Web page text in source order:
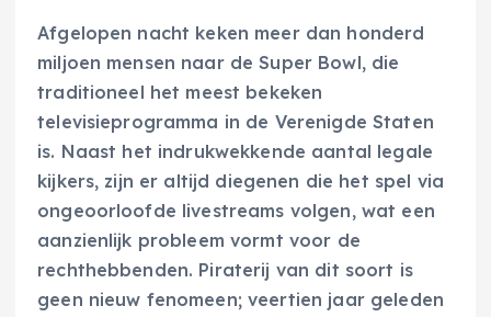
Afgelopen nacht keken meer dan honderd
miljoen mensen naar de Super Bowl, die
traditioneel het meest bekeken
televisieprogramma in de Verenigde Staten
is. Naast het indrukwekkende aantal legale
kijkers, zijn er altijd diegenen die het spel via
ongeoorloofde livestreams volgen, wat een
aanzienlijk probleem vormt voor de
rechthebbenden. Piraterij van dit soort is
geen nieuw fenomeen; veertien jaar geleden